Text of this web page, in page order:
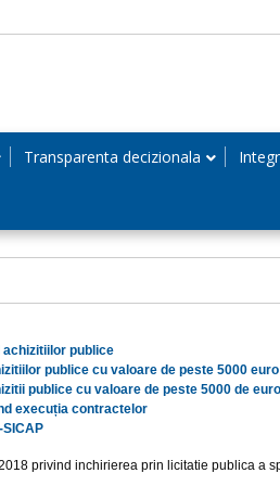
Transparenta decizionala
achizitiilor publice
publice cu valoare de peste 5000 euro
publice cu valoare de peste 5000 de euro
execuția contractelor
privind inchirierea prin licitatie publica a